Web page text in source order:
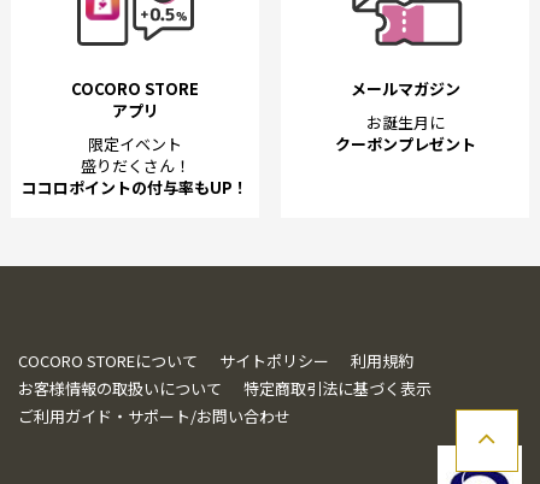
COCORO STORE
アプリ
限定イベント
盛りだくさん！
ココロポイントの付与率もUP！
メールマガジン
お誕生月に
クーポンプレゼント
COCORO STOREについて サイトポリシー
利用規約
お客様情報の取扱いについて
特定商取引法に基づく表示
ご利用ガイド・サポート/お問い合わせ